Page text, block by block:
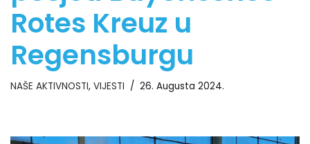
Rotes Kreuz u
Regensburgu
NAŠE AKTIVNOSTI, VIJESTI 26. Augusta 2024.